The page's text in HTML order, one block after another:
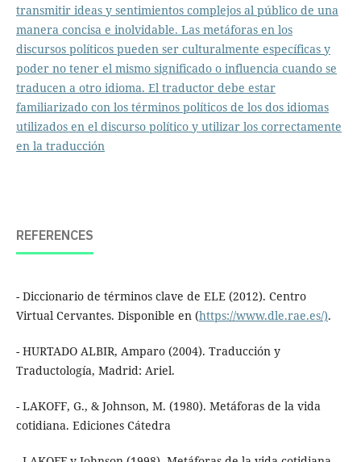
transmitir ideas y sentimientos complejos al público de una
manera concisa e inolvidable. Las metáforas en los
discursos políticos pueden ser culturalmente específicas y
poder no tener el mismo significado o influencia cuando se
traducen a otro idioma. El traductor debe estar
familiarizado con los términos políticos de los dos idiomas
utilizados en el discurso político y utilizar los correctamente
en la traducción
REFERENCES
- Diccionario de términos clave de ELE (2012). Centro
Virtual Cervantes. Disponible en (https://www.dle.rae.es/).
- HURTADO ALBIR, Amparo (2004). Traducción y
Traductología, Madrid: Ariel.
- LAKOFF, G., & Johnson, M. (1980). Metáforas de la vida
cotidiana. Ediciones Cátedra